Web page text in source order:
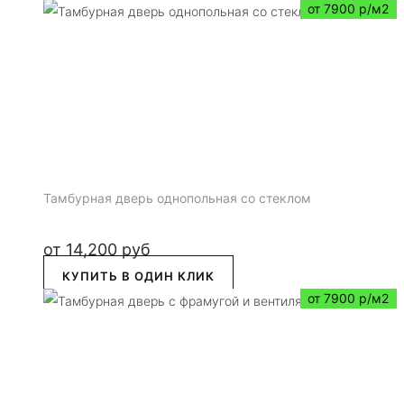
от 7900 р/м2
Тамбурная дверь однопольная со стеклом
от 14,200 руб
КУПИТЬ В ОДИН КЛИК
от 7900 р/м2